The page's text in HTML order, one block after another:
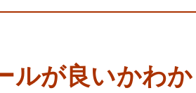
ルが良いかわ